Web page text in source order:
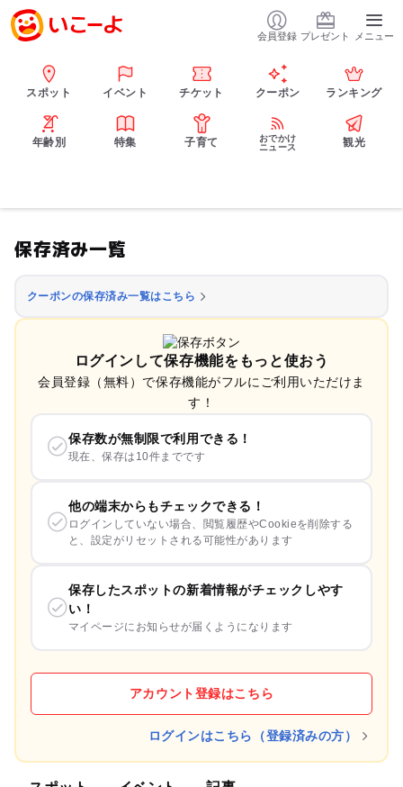
会員登録 プレゼント メニュー
スポット イベント チケット クーポン ランキング
年齢別 特集 子育て
おでかけ
ニュース
観光
保存済み一覧
クーポンの保存済み一覧はこちら
ログインして保存機能をもっと使おう
会員登録（無料）で保存機能がフルにご利用いただけま
す！
保存数が無制限で利用できる！
現在、保存は10件までです
他の端末からもチェックできる！
ログインしていない場合、閲覧履歴やCookieを削除する
と、設定がリセットされる可能性があります
保存したスポットの新着情報がチェックしやす
い！
マイページにお知らせが届くようになります
アカウント登録はこちら
ログインはこちら（登録済みの方）